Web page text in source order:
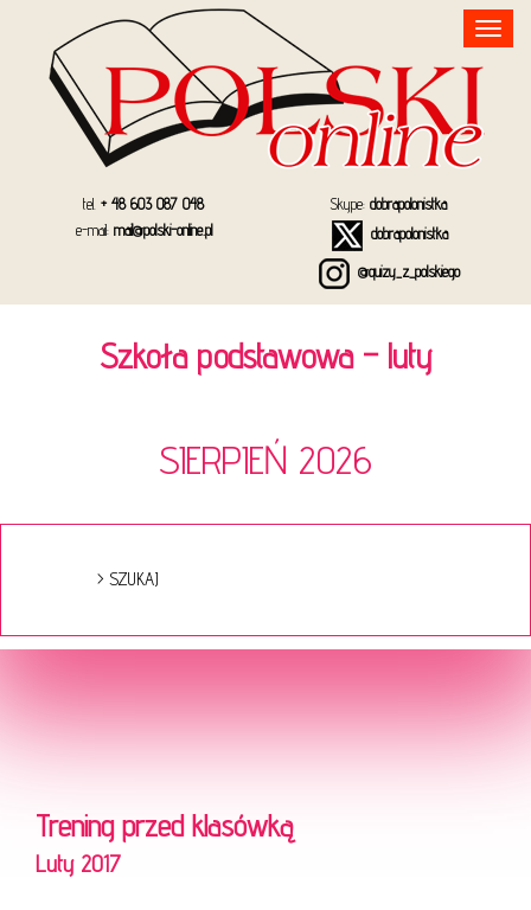
Toggle
navigation
tel. + 48 603 087 048
e-mail: mail@polski-online.pl
Skype: dobrapolonistka
dobrapolonistka
@quizy_z_polskiego
Szkoła podstawowa – luty
SIERPIEŃ 2026
Trening przed klasówką
Luty 2017